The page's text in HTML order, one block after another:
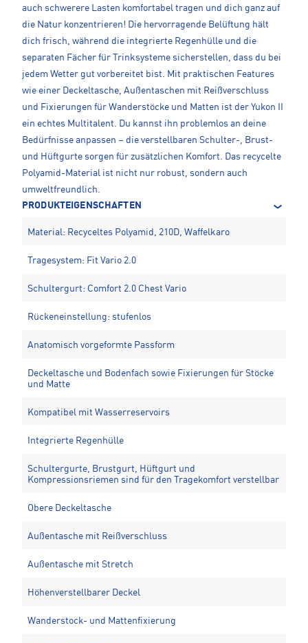
auch schwerere Lasten komfortabel tragen und dich ganz auf
die Natur konzentrieren! Die hervorragende Belüftung hält
dich frisch, während die integrierte Regenhülle und die
separaten Fächer für Trinksysteme sicherstellen, dass du bei
jedem Wetter gut vorbereitet bist. Mit praktischen Features
wie einer Deckeltasche, Außentaschen mit Reißverschluss
und Fixierungen für Wanderstöcke und Matten ist der Yukon II
ein echtes Multitalent. Du kannst ihn problemlos an deine
Bedürfnisse anpassen – die verstellbaren Schulter-, Brust-
und Hüftgurte sorgen für zusätzlichen Komfort. Das recycelte
Polyamid-Material ist nicht nur robust, sondern auch
umweltfreundlich.
PRODUKTEIGENSCHAFTEN
Material: Recyceltes Polyamid, 210D, Waffelkaro
Tragesystem: Fit Vario 2.0
Schultergurt: Comfort 2.0 Chest Vario
Rückeneinstellung: stufenlos
Anatomisch vorgeformte Passform
Deckeltasche und Bodenfach sowie Fixierungen für Stöcke
und Matte
Kompatibel mit Wasserreservoirs
Integrierte Regenhülle
Schultergurte, Brustgurt, Hüftgurt und
Kompressionsriemen sind für den Tragekomfort verstellbar
Obere Deckeltasche
Außentasche mit Reißverschluss
Außentasche mit Stretch
Höhenverstellbarer Deckel
Wanderstock- und Mattenfixierung